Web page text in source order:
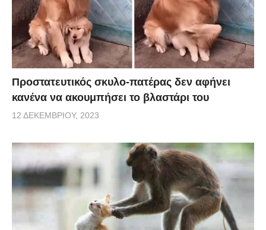
Προστατευτικός σκυλο-πατέρας δεν αφήνει
κανένα να ακουμπήσει το βλαστάρι του
12 ΔΕΚΕΜΒΡΊΟΥ, 2023